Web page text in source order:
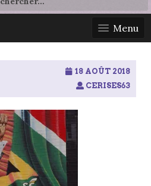
Menu
18 AOÛT 2018
CERISES63